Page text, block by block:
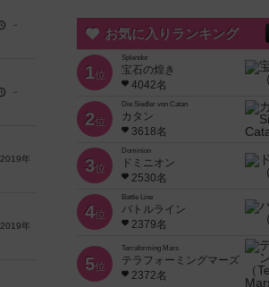
－
－
2019年
2019年
お気に入りランキング
1位
Splendor
宝石の煌き
4042名
2位
Die Siedler von Catan
カタン
3618名
3位
Dominion
ドミニオン
2530名
4位
Battle Line
バトルライン
2379名
5位
Terraforming Mars
テラフォーミングマーズ
2372名